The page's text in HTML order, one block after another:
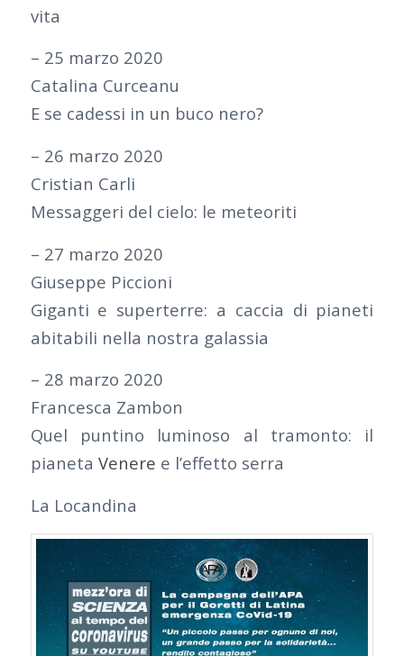
vita
– 25 marzo 2020
Catalina Curceanu
E se cadessi in un buco nero?
– 26 marzo 2020
Cristian Carli
Messaggeri del cielo: le meteoriti
– 27 marzo 2020
Giuseppe Piccioni
Giganti e superterre: a caccia di pianeti
abitabili nella nostra galassia
– 28 marzo 2020
Francesca Zambon
Quel puntino luminoso al tramonto: il
pianeta Venere e l’effetto serra
La Locandina